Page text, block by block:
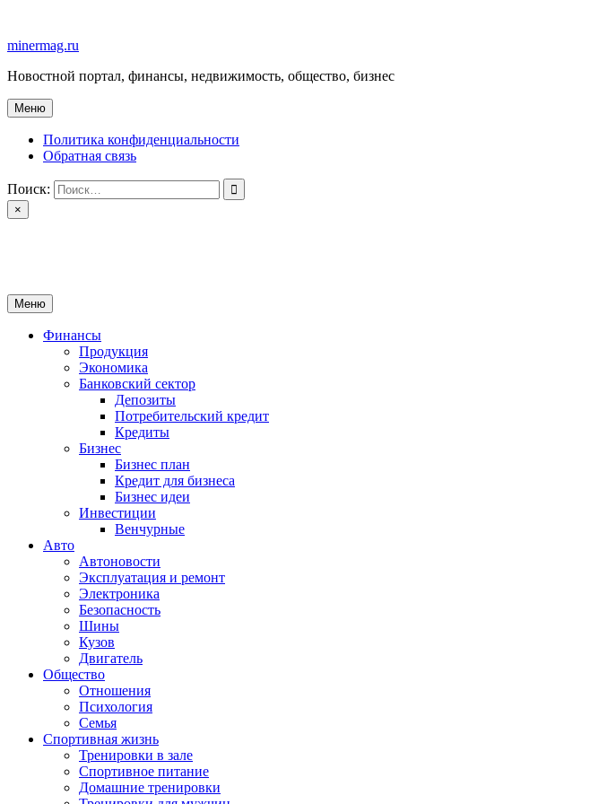
содержимому
minermag.ru
Новостной портал, финансы, недвижимость, общество, бизнес
Меню
Политика конфиденциальности
Обратная связь
Поиск:
×
Меню
Финансы
Продукция
Экономика
Банковский сектор
Депозиты
Потребительский кредит
Кредиты
Бизнес
Бизнес план
Кредит для бизнеса
Бизнес идеи
Инвестиции
Венчурные
Авто
Автоновости
Эксплуатация и ремонт
Электроника
Безопасность
Шины
Кузов
Двигатель
Общество
Отношения
Психология
Семья
Спортивная жизнь
Тренировки в зале
Спортивное питание
Домашние тренировки